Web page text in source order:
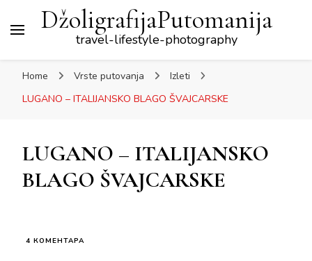
DžoligrafijaPutomanija
travel-lifestyle-photography
Home Vrste putovanja
Izleti
LUGANO – ITALIJANSKO BLAGO ŠVAJCARSKE
LUGANO – ITALIJANSKO
BLAGO ŠVAJCARSKE
4 КОМЕНТАРАНА